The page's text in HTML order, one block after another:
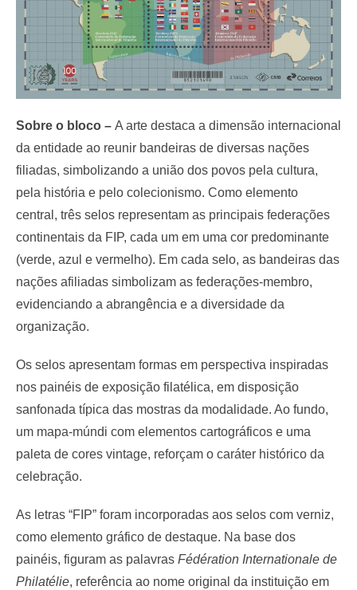
Sobre o bloco – A arte destaca a dimensão internacional
da entidade ao reunir bandeiras de diversas nações
filiadas, simbolizando a união dos povos pela cultura,
pela história e pelo colecionismo. Como elemento
central, três selos representam as principais federações
continentais da FIP, cada um em uma cor predominante
(verde, azul e vermelho). Em cada selo, as bandeiras das
nações afiliadas simbolizam as federações-membro,
evidenciando a abrangência e a diversidade da
organização.
Os selos apresentam formas em perspectiva inspiradas
nos painéis de exposição filatélica, em disposição
sanfonada típica das mostras da modalidade. Ao fundo,
um mapa-múndi com elementos cartográficos e uma
paleta de cores vintage, reforçam o caráter histórico da
celebração.
As letras “FIP” foram incorporadas aos selos com verniz,
como elemento gráfico de destaque. Na base dos
painéis, figuram as palavras Fédération Internationale de
Philatélie, referência ao nome original da instituição em